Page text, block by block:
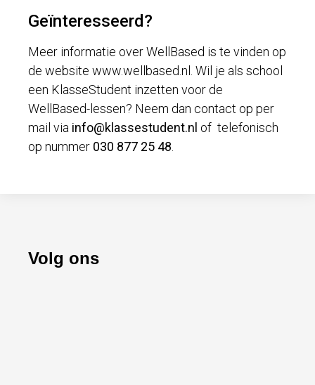
Geïnteresseerd?
Meer informatie over WellBased is te vinden op
de website www.wellbased.nl. Wil je als school
een KlasseStudent inzetten voor de
WellBased-lessen? Neem dan contact op per
mail via info@klassestudent.nl of telefonisch
op nummer 030 877 25 48
Volg ons